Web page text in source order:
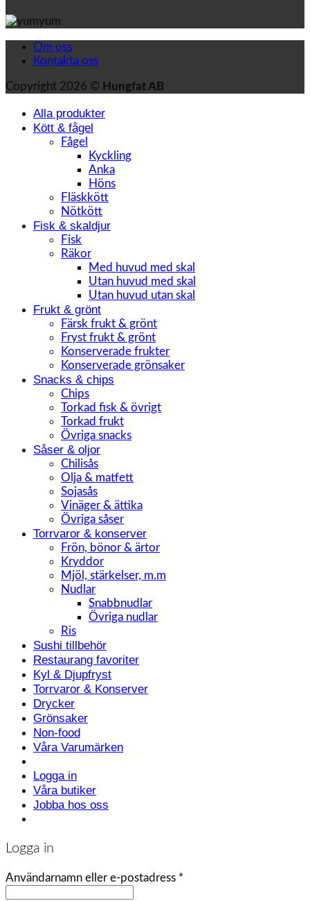
Om oss
Kontakta oss
Copyright 2026 © Hungfat AB
Alla produkter
Kött & fågel
Fågel
Kyckling
Anka
Höns
Fläskkött
Nötkött
Fisk & skaldjur
Fisk
Räkor
Med huvud med skal
Utan huvud med skal
Utan huvud utan skal
Frukt & grönt
Färsk frukt & grönt
Fryst frukt & grönt
Konserverade frukter
Konserverade grönsaker
Snacks & chips
Chips
Torkad fisk & övrigt
Torkad frukt
Övriga snacks
Såser & oljor
Chilisås
Olja & matfett
Sojasås
Vinäger & ättika
Övriga såser
Torrvaror & konserver
Frön, bönor & ärtor
Kryddor
Mjöl, stärkelser, m.m
Nudlar
Snabbnudlar
Övriga nudlar
Ris
Sushi tillbehör
Restaurang favoriter
Kyl & Djupfryst
Torrvaror & Konserver
Drycker
Grönsaker
Non-food
Våra Varumärken
Logga in
Våra butiker
Jobba hos oss
Logga in
Användarnamn eller e-postadress *